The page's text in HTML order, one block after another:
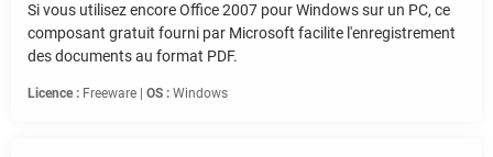
Si vous utilisez encore Office 2007 pour Windows sur un PC, ce
composant gratuit fourni par Microsoft facilite l'enregistrement
des documents au format PDF.
Licence : Freeware | OS : Windows